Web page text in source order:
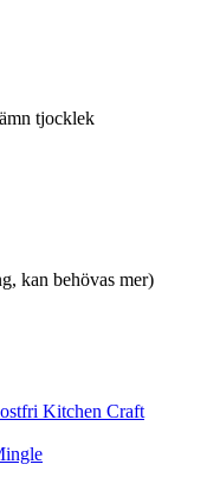
tjocklek
kan behövas mer)